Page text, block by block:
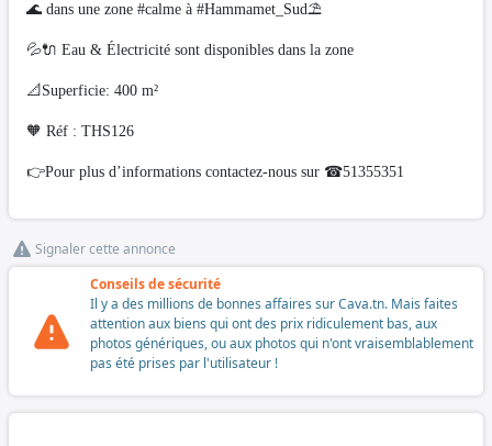
🌊 dans une zone #calme à #Hammamet_Sud⛱️
💦🔌 Eau & Électricité sont disponibles dans la zone
📐Superficie: 400 m²
🧡 Réf : THS126
👉Pour plus d’informations contactez-nous sur ☎51355351
Signaler cette annonce
Conseils de sécurité
Il y a des millions de bonnes affaires sur Cava.tn. Mais faites
attention aux biens qui ont des prix ridiculement bas, aux
photos génériques, ou aux photos qui n'ont vraisemblablement
pas été prises par l'utilisateur !